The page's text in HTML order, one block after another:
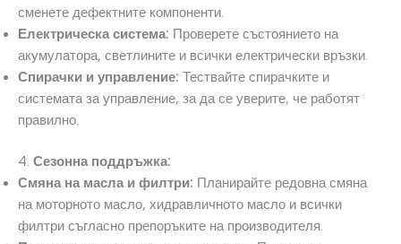
сменете дефектните компоненти.
Електрическа система: Проверете състоянието на
акумулатора, светлините и всички електрически връзки.
Спирачки и управление: Тествайте спирачките и
системата за управление, за да се уверите, че работят
правилно.
4. Сезонна поддръжка:
Смяна на масла и филтри: Планирайте редовна смяна
на моторното масло, хидравличното масло и всички
филтри съгласно препоръките на производителя.